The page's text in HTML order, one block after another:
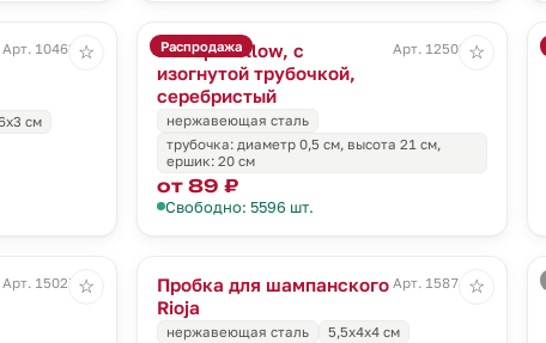
Арт. 10463.30
см
☆ Распродажа
Набор Mellow, с
изогнутой трубочкой,
серебристый
Арт. 12508.00
нержавеющая сталь
трубочка: диаметр 0,5 см, высота 21 см,
ершик: 20 см
от 89 ₽
Свободно: 5596 шт.
☆
Арт. 15027.30
☆
Пробка для шампанского
Rioja
Арт. 15874.00
нержавеющая сталь 5,5х4х4 см
☆